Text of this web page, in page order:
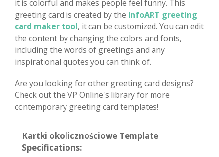
it is colorful and makes people feel funny. This
greeting card is created by the InfoART greeting
card maker tool, it can be customized. You can edit
the content by changing the colors and fonts,
including the words of greetings and any
inspirational quotes you can think of.
Are you looking for other greeting card designs?
Check out the VP Online's library for more
contemporary greeting card templates!
Kartki okolicznościowe Template
Specifications: